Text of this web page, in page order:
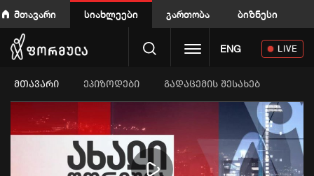
მთავარი სიახლეები გართობა ბიზნესი
Toggle navigation
ENG LIVE
ᲛᲗᲐᲕᲐᲠᲘ ეპიზოდები გადაცემის შესახებ